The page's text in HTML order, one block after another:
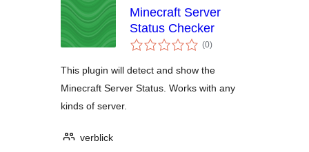
Minecraft Server
Status Checker
(0укупних
оцена
)
This plugin will detect and show the
Minecraft Server Status. Works with any
kinds of server.
verblick